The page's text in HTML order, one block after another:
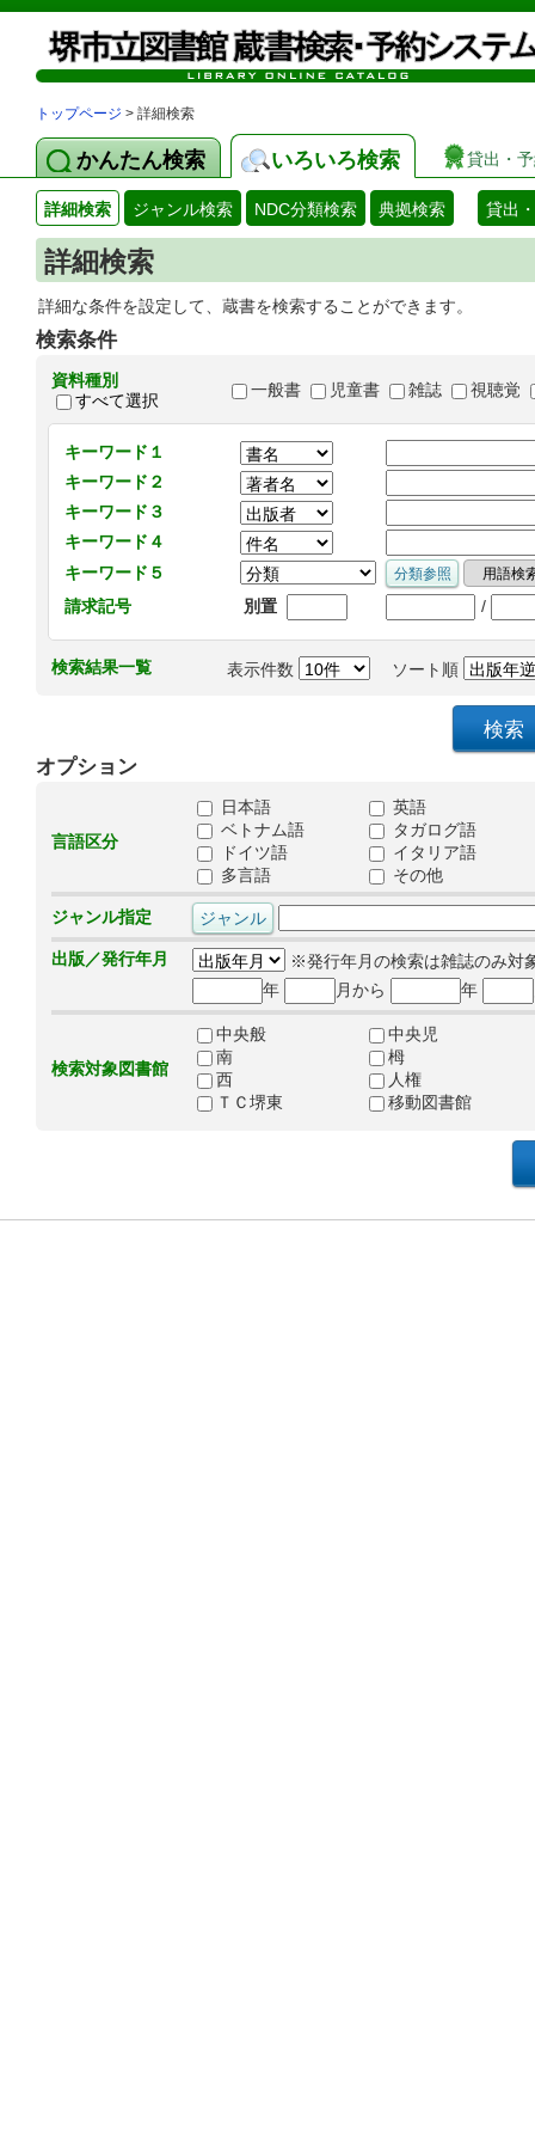
トップページ > 詳細検索
かんたん検索 いろいろ検索 貸出・
詳細検索 ジャンル検索 NDC分類検索 典拠検索 貸出
詳細検索
詳細な条件を設定して、蔵書を検索することができます。
検索条件
資料種別
すべて選択
一般書 児童書 雑誌 視聴覚
キーワード１
キーワード２
キーワード３
キーワード４
キーワード５
請求記号
別置 /
検索結果一覧 表示件数 ソート順
オプション
言語区分
日本語
英語
ベトナム語
タガログ語
ドイツ語
イタリア語
多言語
その他
ジャンル指定
出版／発行年月
※発行年月の検索は雑誌のみ対
年
月から 年
検索対象図書館
中央般
中央児
南
栂
西
人権
ＴＣ堺東
移動図書館